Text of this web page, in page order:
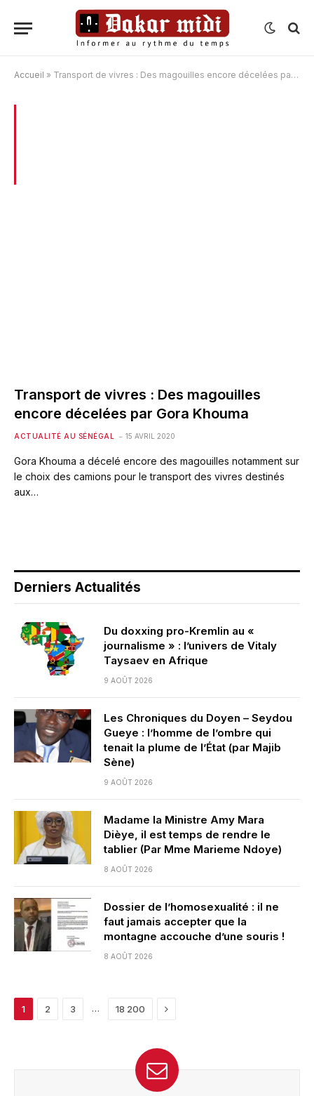
Accueil » Transport de vivres : Des magouilles encore décelées par Gora Khouma
Transport de vivres : Des magouilles
encore décelées par Gora Khouma
ACTUALITÉ AU SÉNÉGAL 15 AVRIL 2020
Gora Khouma a décelé encore des magouilles notamment sur
le choix des camions pour le transport des vivres destinés
aux…
Derniers Actualités
Du doxxing pro-Kremlin au «
journalisme » : l’univers de Vitaly
Taysaev en Afrique
9 AOÛT 2026
Les Chroniques du Doyen – Seydou
Gueye : l’homme de l’ombre qui
tenait la plume de l’État (par Majib
Sène)
9 AOÛT 2026
Madame la Ministre Amy Mara
Dièye, il est temps de rendre le
tablier (Par Mme Marieme Ndoye)
8 AOÛT 2026
Dossier de l’homosexualité : il ne
faut jamais accepter que la
montagne accouche d’une souris !
8 AOÛT 2026
1 2 3 … 18 200 Next